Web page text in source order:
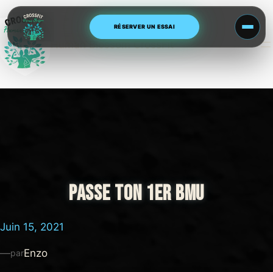
RÉSERVER UN ESSAI
Aller
au
contenu
Human Blossom CrossFit
PASSE TON 1ER BMU
Juin 15, 2021
—parEnzo